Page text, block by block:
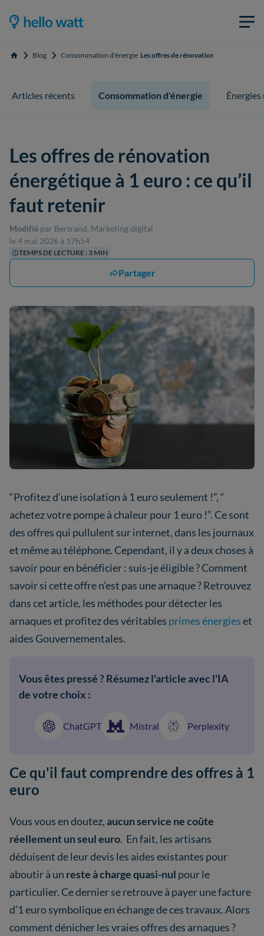
Accueil Blog Consommation d'énergie Les offres de rénovation énergétique à
Articles récents Consommation d'énergie
Les offres de rénovation
énergétique à 1 euro : ce qu’il
faut retenir
Modifié par Bertrand, Marketing digital
le 4 mai 2026 à 17h54
TEMPS DE LECTURE : 3 MIN
Partager
“Profitez d’une isolation à 1 euro seulement !”, “
achetez votre pompe à chaleur pour 1 euro !”. Ce sont
des offres qui pullulent sur internet, dans les journaux
et même au téléphone. Cependant, il y a deux choses à
savoir pour en bénéficier : suis-je éligible ? Comment
savoir si cette offre n’est pas une arnaque ? Retrouvez
dans cet article, les méthodes pour détecter les
arnaques et profitez des véritables primes énergieset
aides Gouvernementales.
Vous êtes pressé ? Résumez l'article avec l'IA
de votre choix :
ChatGPT Mistral Perplexity
Ce qu'il faut comprendre des offres à 1
euro
Vous vous en doutez,aucun service ne coûte
réellement un seul euro. En fait, les artisans
déduisent de leur devis les aides existantes pour
aboutir à un reste à charge quasi-nul pour le
particulier. Ce dernier se retrouve à payer une facture
d’1 euro symbolique en échange de ces travaux. Alors
comment dénicher les vraies offres des arnaques ?